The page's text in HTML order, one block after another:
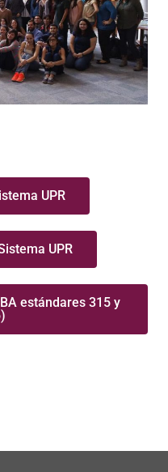
UPR
UPR
estándares 315 y